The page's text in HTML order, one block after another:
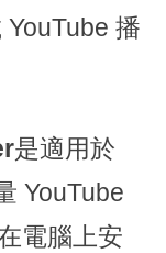
播
是適用於
YouTube
電腦上安